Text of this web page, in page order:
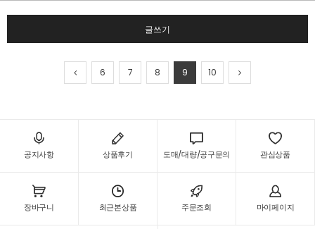
글쓰기
6 7 8 9 10
공지사항 상품후기 도매/대량/공구문의 관심상품
장바구니 최근본상품 주문조회 마이페이지